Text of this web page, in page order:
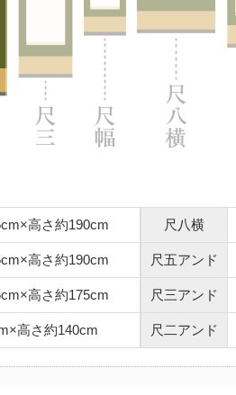
高さ約190cm
高さ約190cm
高さ約175cm
高さ約140cm
尺八横
尺五アンド
尺三アンド
尺二アンド